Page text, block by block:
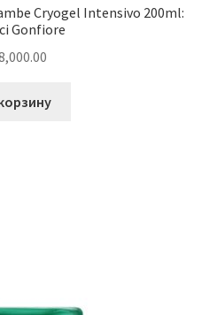
Cryogel Intensivo 200ml:
Gonfiore